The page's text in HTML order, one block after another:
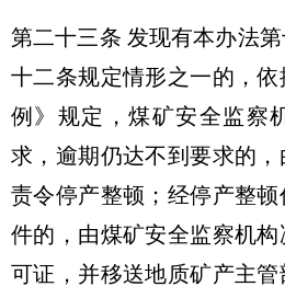
第二十三条 发现有本办法
十二条规定情形之一的，
例》规定，煤矿安全监察
求，逾期仍达不到要求的
责令停产整顿；经停产整
件的，由煤矿安全监察机
可证，并移送地质矿产主